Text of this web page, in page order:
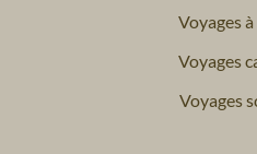
Voyages
Voyages
Voyages